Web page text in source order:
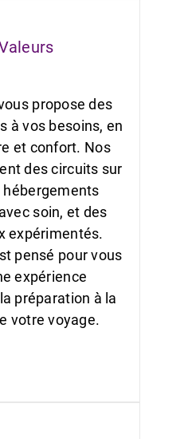
propose des
à vos besoins, en
et confort. Nos
des circuits sur
hébergements
soin, et des
expérimentés.
pensé pour vous
expérience
préparation à la
votre voyage.